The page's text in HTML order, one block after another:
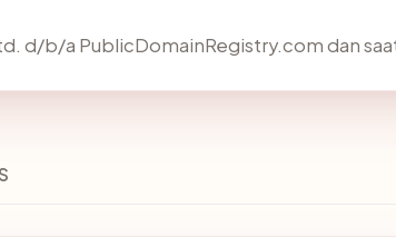
d/b/a PublicDomainRegistry.com dan